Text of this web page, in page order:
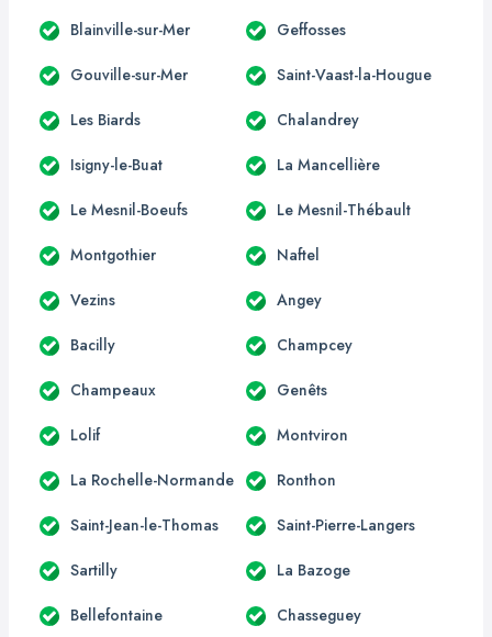
Blainville-sur-Mer Geffosses
Gouville-sur-Mer Saint-Vaast-la-Hougue
Les Biards Chalandrey
Isigny-le-Buat La Mancellière
Le Mesnil-Boeufs Le Mesnil-Thébault
Montgothier Naftel
Vezins Angey
Bacilly Champcey
Champeaux Genêts
Lolif Montviron
La Rochelle-Normande Ronthon
Saint-Jean-le-Thomas Saint-Pierre-Langers
Sartilly La Bazoge
Bellefontaine Chasseguey